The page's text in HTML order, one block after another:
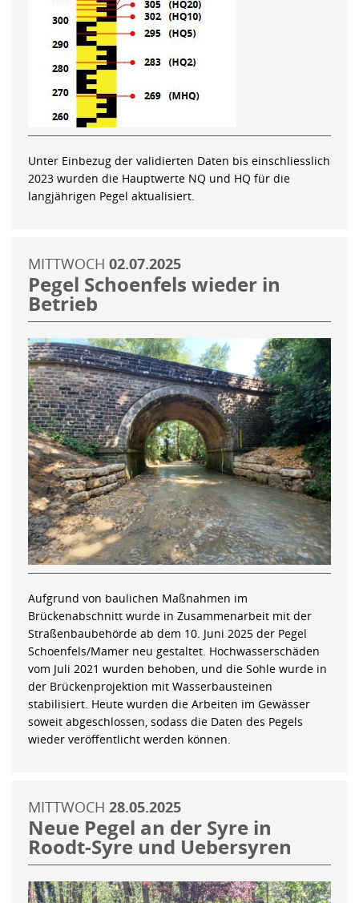
Unter Einbezug der validierten Daten bis einschliesslich
2023 wurden die Hauptwerte NQ und HQ für die
langjährigen Pegel aktualisiert.
MITTWOCH 02.07.2025
Pegel Schoenfels wieder in
Betrieb
Aufgrund von baulichen Maßnahmen im
Brückenabschnitt wurde in Zusammenarbeit mit der
Straßenbaubehörde ab dem 10. Juni 2025 der Pegel
Schoenfels/Mamer neu gestaltet. Hochwasserschäden
vom Juli 2021 wurden behoben, und die Sohle wurde in
der Brückenprojektion mit Wasserbausteinen
stabilisiert. Heute wurden die Arbeiten im Gewässer
soweit abgeschlossen, sodass die Daten des Pegels
wieder veröffentlicht werden können.
MITTWOCH 28.05.2025
Neue Pegel an der Syre in
Roodt-Syre und Uebersyren